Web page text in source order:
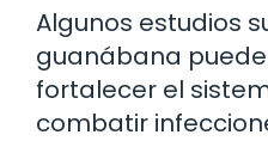
Algunos estudios
guanábana
fortalecer el
combatir